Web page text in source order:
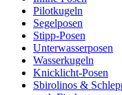
Pilotkugeln
Segelposen
Stipp-Posen
Unterwasserposen
Wasserkugeln
Knicklicht-Posen
Sbirolinos &